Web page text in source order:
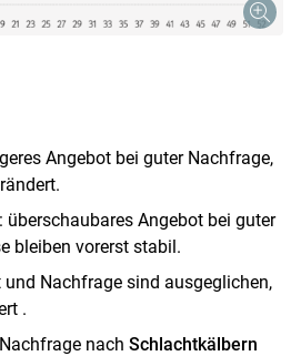
Angebot bei guter Nachfrage,
: überschaubares Angebot bei guter
bleiben vorerst stabil.
und Nachfrage sind ausgeglichen,
.
nach Schlachtkälbern